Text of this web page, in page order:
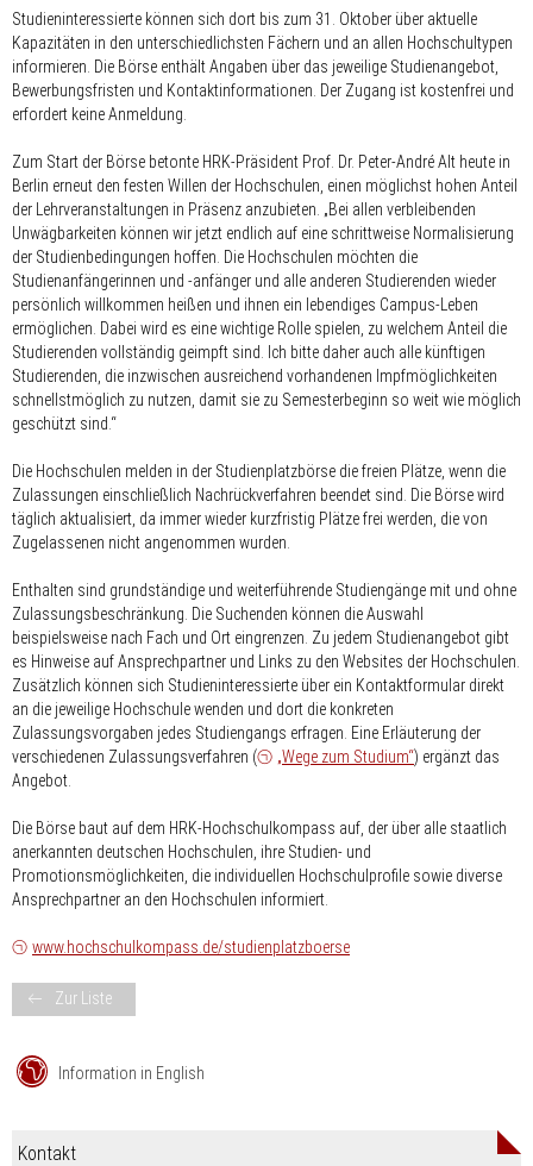
Studieninteressierte können sich dort bis zum 31. Oktober über aktuelle
Kapazitäten in den unterschiedlichsten Fächern und an allen Hochschultypen
informieren. Die Börse enthält Angaben über das jeweilige Studienangebot,
Bewerbungsfristen und Kontaktinformationen. Der Zugang ist kostenfrei und
erfordert keine Anmeldung.
Zum Start der Börse betonte HRK-Präsident Prof. Dr. Peter-André Alt heute in
Berlin erneut den festen Willen der Hochschulen, einen möglichst hohen Anteil
der Lehrveranstaltungen in Präsenz anzubieten. „Bei allen verbleibenden
Unwägbarkeiten können wir jetzt endlich auf eine schrittweise Normalisierung
der Studienbedingungen hoffen. Die Hochschulen möchten die
Studienanfängerinnen und -anfänger und alle anderen Studierenden wieder
persönlich willkommen heißen und ihnen ein lebendiges Campus-Leben
ermöglichen. Dabei wird es eine wichtige Rolle spielen, zu welchem Anteil die
Studierenden vollständig geimpft sind. Ich bitte daher auch alle künftigen
Studierenden, die inzwischen ausreichend vorhandenen Impfmöglichkeiten
schnellstmöglich zu nutzen, damit sie zu Semesterbeginn so weit wie möglich
geschützt sind.“
Die Hochschulen melden in der Studienplatzbörse die freien Plätze, wenn die
Zulassungen einschließlich Nachrückverfahren beendet sind. Die Börse wird
täglich aktualisiert, da immer wieder kurzfristig Plätze frei werden, die von
Zugelassenen nicht angenommen wurden.
Enthalten sind grundständige und weiterführende Studiengänge mit und ohne
Zulassungsbeschränkung. Die Suchenden können die Auswahl
beispielsweise nach Fach und Ort eingrenzen. Zu jedem Studienangebot gibt
es Hinweise auf Ansprechpartner und Links zu den Websites der Hochschulen.
Zusätzlich können sich Studieninteressierte über ein Kontaktformular direkt
an die jeweilige Hochschule wenden und dort die konkreten
Zulassungsvorgaben jedes Studiengangs erfragen. Eine Erläuterung der
verschiedenen Zulassungsverfahren (
„Wege zum Studium“) ergänzt das
Angebot.
Die Börse baut auf dem HRK-Hochschulkompass auf, der über alle staatlich
anerkannten deutschen Hochschulen, ihre Studien- und
Promotionsmöglichkeiten, die individuellen Hochschulprofile sowie diverse
Ansprechpartner an den Hochschulen informiert.
www.hochschulkompass.de/studienplatzboerse
Zur Liste
Information in English
Kontakt